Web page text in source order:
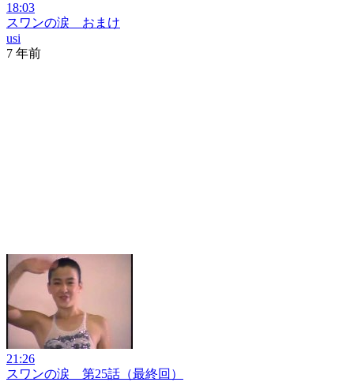
18:03
スワンの涙 おまけ
usi
7 年前
21:26
スワンの涙 第25話（最終回）